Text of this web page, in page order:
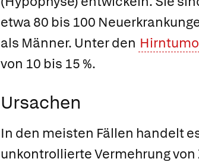
etwa 80 bis 100
als Männer. Unter den
von 10 bis 15 %.
Ursachen
In den meisten Fällen handelt
unkontrollierte Vermehrung